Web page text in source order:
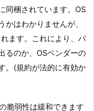
同梱されています。OS
はわかりませんが、
ます。これにより、パ
るのか、OSベンダーの
。(規約が法的に有効か
脆弱性は緩和できます